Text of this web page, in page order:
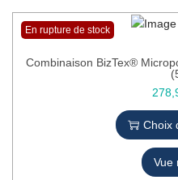
En rupture de stock
Combinaison BizTex®
Choix
Vue